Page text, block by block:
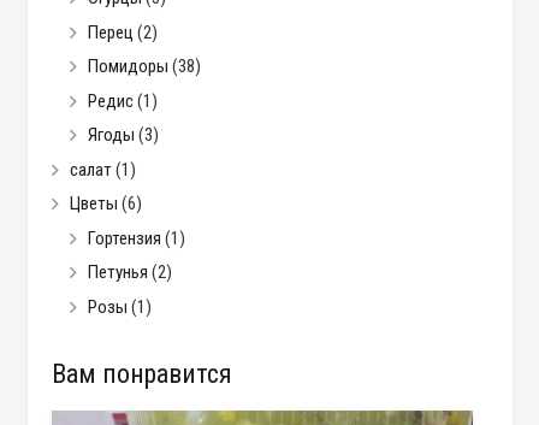
Перец (2)
Помидоры (38)
Редис(1)
Ягоды (3)
салат(1)
Цветы (6)
Гортензия (1)
Петунья (2)
Розы (1)
Вам понравится